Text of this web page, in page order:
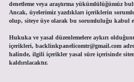
denetleme veya araştırma yükümlülüğümüz
Ancak, üyelerimiz yazdıkları içeriklerin
olup, siteye üye olarak bu sorumluluğu kabul
Hukuka ve yasal düzenlemelere aykırı
içerikleri, backlinkpanelicomtr@gmail.com
halinde, ilgili içerikler yasal süre içerisinde
kaldırılacaktır.